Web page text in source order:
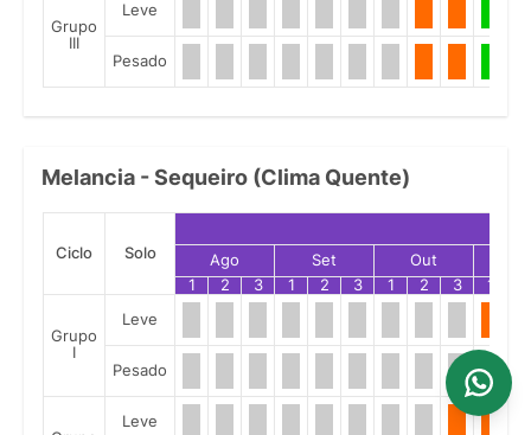
Grupo
III
Leve
Pesado
Melancia - Sequeiro (Clima Quente)
Ciclo Solo Ago Set Out
1
2 3 1 2 3 1 2 3 1
Grupo
I
Leve
Pesado
Leve